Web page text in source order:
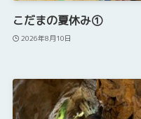
こだまの夏休み①
2026年8月10日